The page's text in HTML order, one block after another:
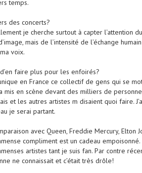
temps.
des concerts?
je cherche surtout à capter l’attention
mais de l’intensité de l’échange
voix.
faire plus pour les enfoirés?
en France ce collectif de gens qui se
mis en scène devant des milliers de
et les autres artistes m disaient quoi faire.
je serai partant.
avec Queen, Freddie Mercury, Elton
compliment est un cadeau
artistes tant je suis fan. Par contre
ne connaissait et c’était très drôle!